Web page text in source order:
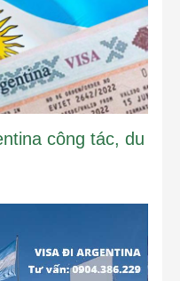
công tác, du